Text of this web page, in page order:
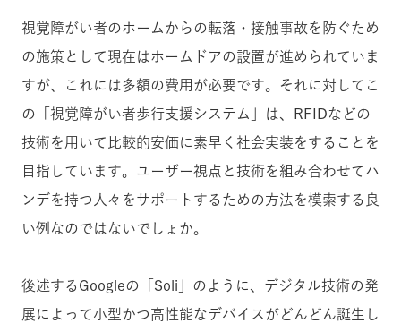
視覚障がい者のホームからの転落・接触事故を防ぐため
の施策として現在はホームドアの設置が進められていま
すが、これには多額の費用が必要です。それに対してこ
の「視覚障がい者歩行支援システム」は、RFIDなどの
技術を用いて比較的安価に素早く社会実装をすることを
目指しています。ユーザー視点と技術を組み合わせてハ
ンデを持つ人々をサポートするための方法を模索する良
い例なのではないでしょか。
後述するGoogleの「Soli」のように、デジタル技術の発
展によって小型かつ高性能なデバイスがどんどん誕生し